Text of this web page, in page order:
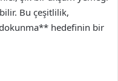
Bu çeşitlilik,
dokunma** hedefinin bir